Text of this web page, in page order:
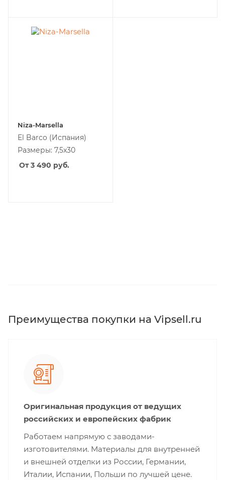
Niza-Marsella
El Barco (Испания)
Размеры: 7,5x30
От 3 490 руб.
Преимущества покупки на Vipsell.ru
Оригинальная продукция от ведущих
российских и европейских фабрик
Работаем напрямую с заводами-
изготовителями. Материалы для внутренней
и внешней отделки из России, Германии,
Италии, Испании, Польши по лучшей цене.